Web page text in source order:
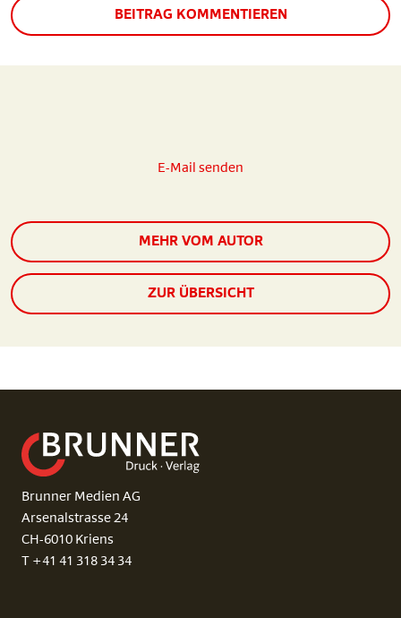
BEITRAG KOMMENTIEREN
E-Mail senden
MEHR VOM AUTOR
ZUR ÜBERSICHT
Brunner Medien AG
Arsenalstrasse 24
CH-6010 Kriens
T +41 41 318 34 34